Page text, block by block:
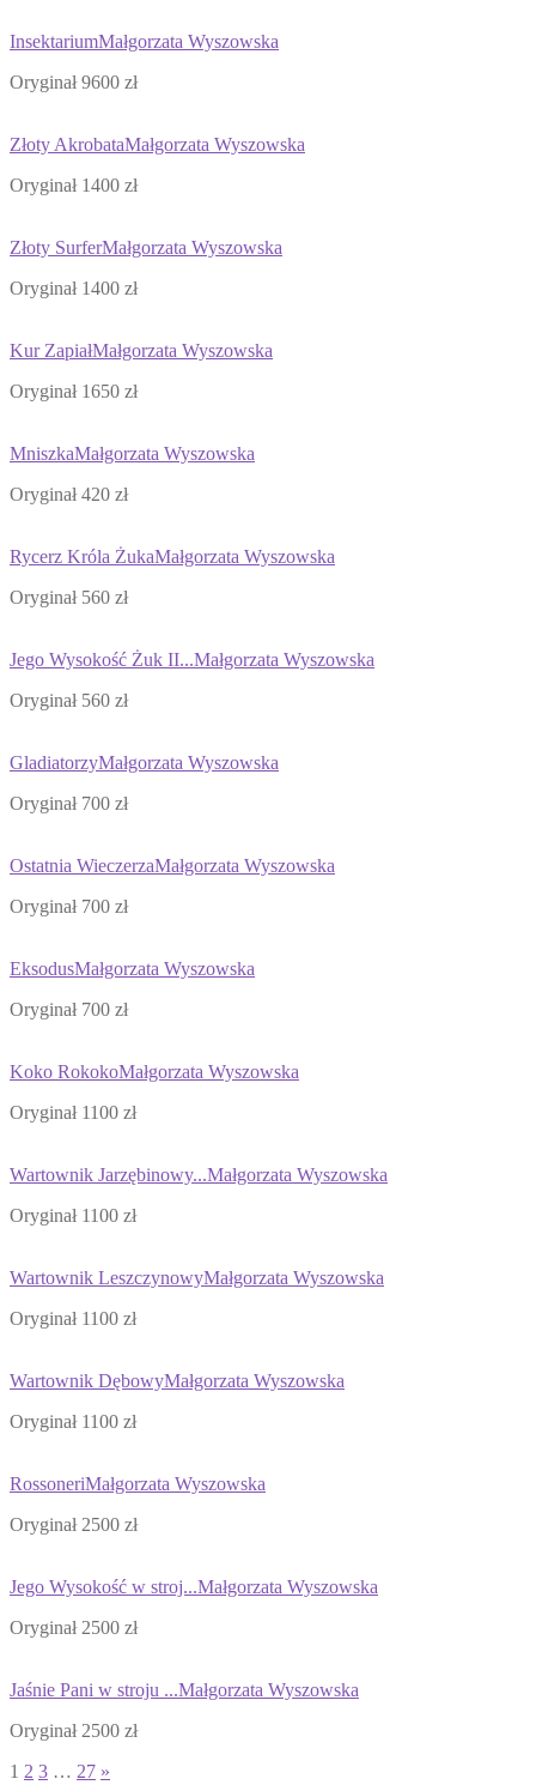
InsektariumMałgorzata Wyszowska
Oryginał 9600 zł
Złoty AkrobataMałgorzata Wyszowska
Oryginał 1400 zł
Złoty SurferMałgorzata Wyszowska
Oryginał 1400 zł
Kur ZapiałMałgorzata Wyszowska
Oryginał 1650 zł
MniszkaMałgorzata Wyszowska
Oryginał 420 zł
Rycerz Króla ŻukaMałgorzata Wyszowska
Oryginał 560 zł
Jego Wysokość Żuk II...Małgorzata Wyszowska
Oryginał 560 zł
GladiatorzyMałgorzata Wyszowska
Oryginał 700 zł
Ostatnia WieczerzaMałgorzata Wyszowska
Oryginał 700 zł
EksodusMałgorzata Wyszowska
Oryginał 700 zł
Koko RokokoMałgorzata Wyszowska
Oryginał 1100 zł
Wartownik Jarzębinowy...Małgorzata Wyszowska
Oryginał 1100 zł
Wartownik LeszczynowyMałgorzata Wyszowska
Oryginał 1100 zł
Wartownik DębowyMałgorzata Wyszowska
Oryginał 1100 zł
RossoneriMałgorzata Wyszowska
Oryginał 2500 zł
Jego Wysokość w stroj...Małgorzata Wyszowska
Oryginał 2500 zł
Jaśnie Pani w stroju ...Małgorzata Wyszowska
Oryginał 2500 zł
1 2 3 … 27 »